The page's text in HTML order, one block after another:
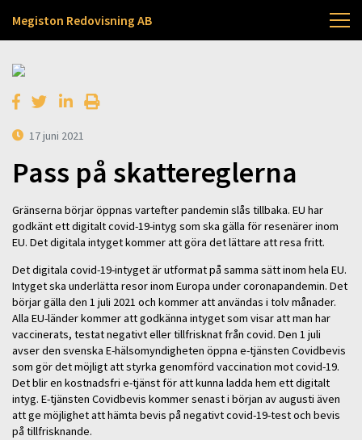
Megiston Redovisning AB
17 juni 2021
Pass på skattereglerna
Gränserna börjar öppnas vartefter pandemin slås tillbaka. EU har
godkänt ett digitalt covid-19-intyg som ska gälla för resenärer inom
EU. Det digitala intyget kommer att göra det lättare att resa fritt.
Det digitala covid-19-intyget är utformat på samma sätt inom hela EU.
Intyget ska underlätta resor inom Europa under coronapandemin. Det
börjar gälla den 1 juli 2021 och kommer att användas i tolv månader.
Alla EU-länder kommer att godkänna intyget som visar att man har
vaccinerats, testat negativt eller tillfrisknat från covid. Den 1 juli
avser den svenska E-hälsomyndigheten öppna e-tjänsten Covidbevis
som gör det möjligt att styrka genomförd vaccination mot covid-19.
Det blir en kostnadsfri e-tjänst för att kunna ladda hem ett digitalt
intyg. E-tjänsten Covidbevis kommer senast i början av augusti även
att ge möjlighet att hämta bevis på negativt covid-19-test och bevis
på tillfrisknande.